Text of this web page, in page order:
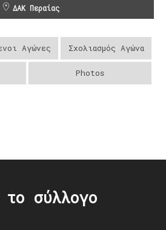
ΔΑΚ Περαίας
Αγώνες Σχολιασμός Αγώνα
Photos
σύλλογο